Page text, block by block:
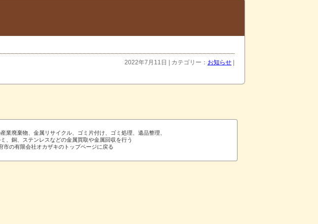
2022年7月11日 | カテゴリー： お知らせ
業廃棄物、金属リサイクル、ゴミ片付け、ゴミ処理、遺品整理、
、銅、ステンレスなどの金属買取や金属回収を行う
市の有限会社オカザキのトップページに戻る